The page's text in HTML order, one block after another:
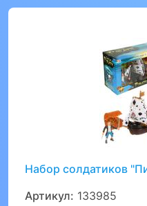
Набор солдатиков
Артикул: 133985